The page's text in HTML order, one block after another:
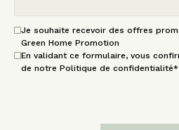
Je souhaite recevoir des offres
Green Home Promotion
En validant ce formulaire, vous
de notre Politique de confidentialité*